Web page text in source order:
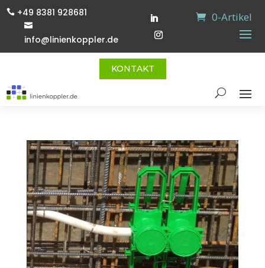
 +49 8381 928681

info@linienkoppler.de
0-Artikel
KONTAKT